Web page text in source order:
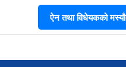
ऐन तथा विधेयकको